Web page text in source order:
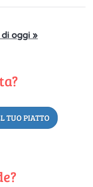
oggi »
TUO PIATTO